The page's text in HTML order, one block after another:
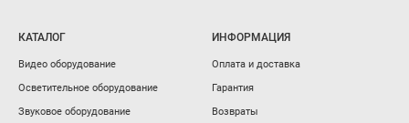
КАТАЛОГ
Видео оборудование
Осветительное оборудование
Звуковое оборудование
ИНФОРМАЦИЯ
Оплата и доставка
Гарантия
Возвраты